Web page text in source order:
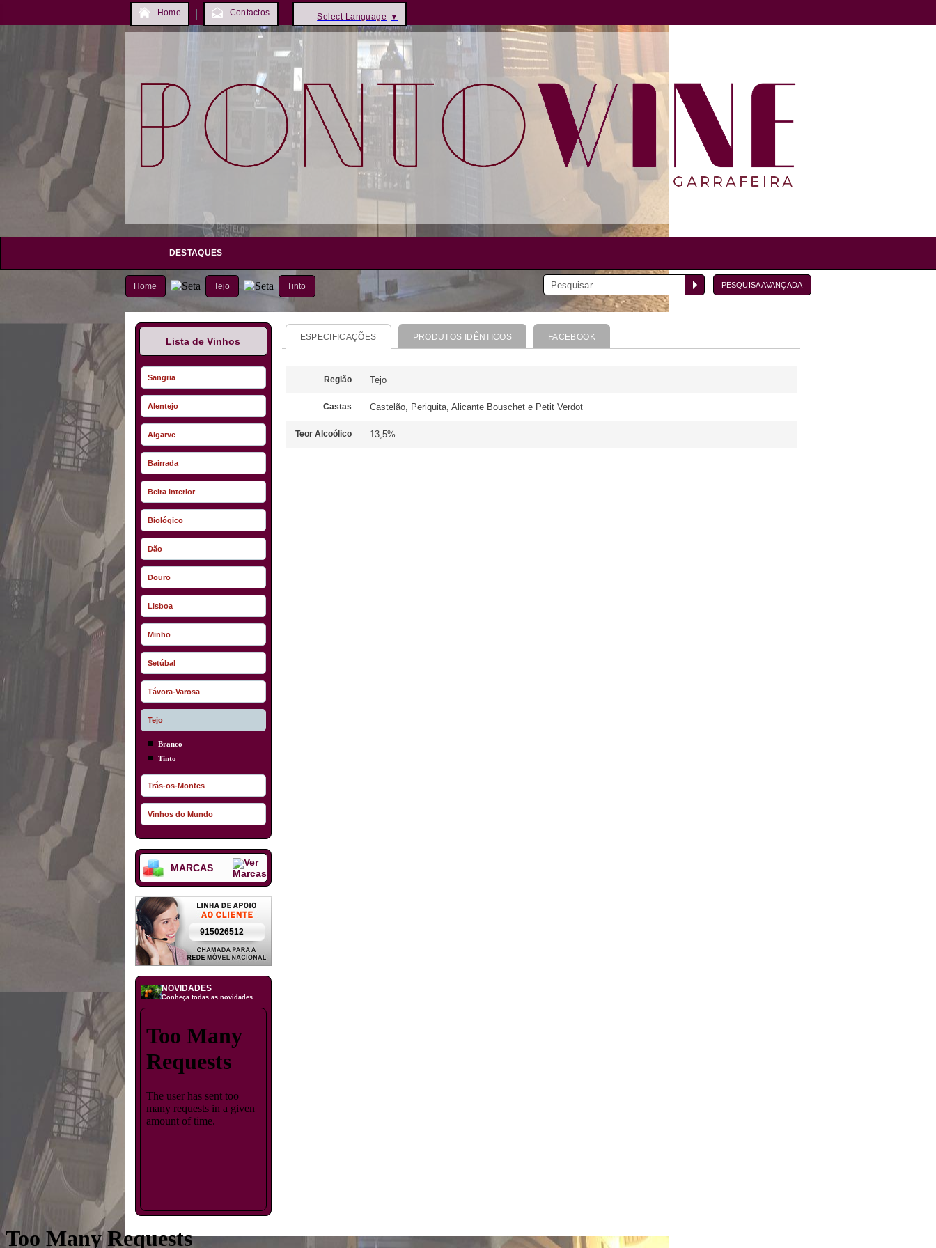
Home Contactos Select Language ▼
DESTAQUES
Home Tejo Tinto PESQUISA AVANÇADA
Lista de Vinhos
Sangria
Alentejo
Algarve
Bairrada
Beira Interior
Biológico
Dão
Douro
Lisboa
Minho
Setúbal
Távora-Varosa
Tejo
Branco
Tinto
Trás-os-Montes
Vinhos do Mundo
MARCAS
915026512
NOVIDADES
Conheça todas as novidades
ESPECIFICAÇÕES PRODUTOS IDÊNTICOS FACEBOOK
Região Tejo
Castas Castelão, Periquita, Alicante Bouschet e Petit Verdot
Teor Alcoólico 13,5%